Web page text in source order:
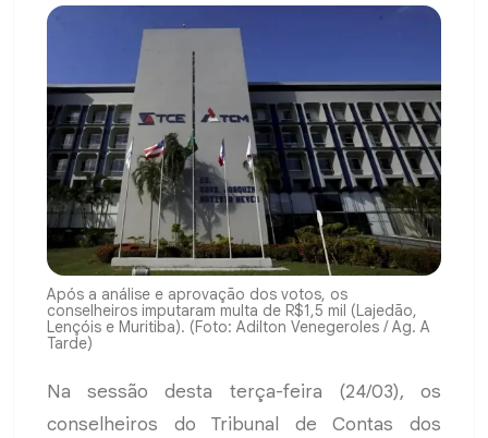
Após a análise e aprovação dos votos, os
conselheiros imputaram multa de R$1,5 mil (Lajedão,
Lençóis e Muritiba). (Foto: Adilton Venegeroles / Ag. A
Tarde)
Na sessão desta terça-feira (24/03), os
conselheiros do Tribunal de Contas dos